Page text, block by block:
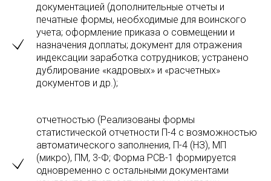
документацией (дополнительные отчеты и
печатные формы, необходимые для воинского
учета; оформление приказа о совмещении и
назначения доплаты; документ для отражения
индексации заработка сотрудников; устранено
дублирование «кадровых» и «расчетных»
документов и др.);
отчетностью (Реализованы формы
статистической отчетности П-4 с возможностью
автоматического заполнения, П-4 (НЗ), МП
(микро), ПМ, 3-Ф; Форма РСВ-1 формируется
одновременно с остальными документами